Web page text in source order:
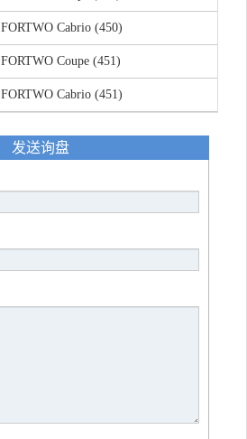
FORTWO Cabrio (450)
FORTWO Coupe (451)
FORTWO Cabrio (451)
发送询盘